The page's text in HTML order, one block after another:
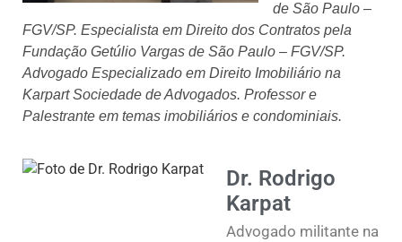
de São Paulo –
FGV/SP. Especialista em Direito dos Contratos pela
Fundação Getúlio Vargas de São Paulo – FGV/SP.
Advogado Especializado em Direito Imobiliário na
Karpart Sociedade de Advogados. Professor e
Palestrante em temas imobiliários e condominiais.
Dr. Rodrigo
Karpat
Advogado militante na